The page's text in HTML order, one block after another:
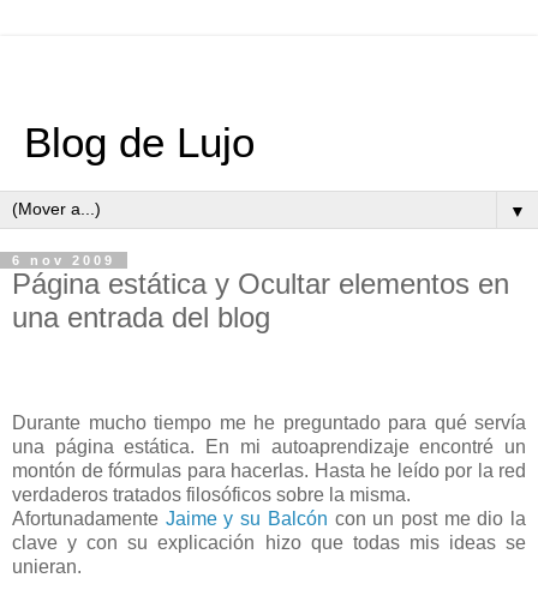
Blog de Lujo
▼
6 nov 2009
Página estática y Ocultar elementos en
una entrada del blog
Durante mucho tiempo me he preguntado para qué servía
una página estática. En mi autoaprendizaje encontré un
montón de fórmulas para hacerlas. Hasta he leído por la red
verdaderos tratados filosóficos sobre la misma.
Afortunadamente Jaime y su Balcón con un post me dio la
clave y con su explicación hizo que todas mis ideas se
unieran.